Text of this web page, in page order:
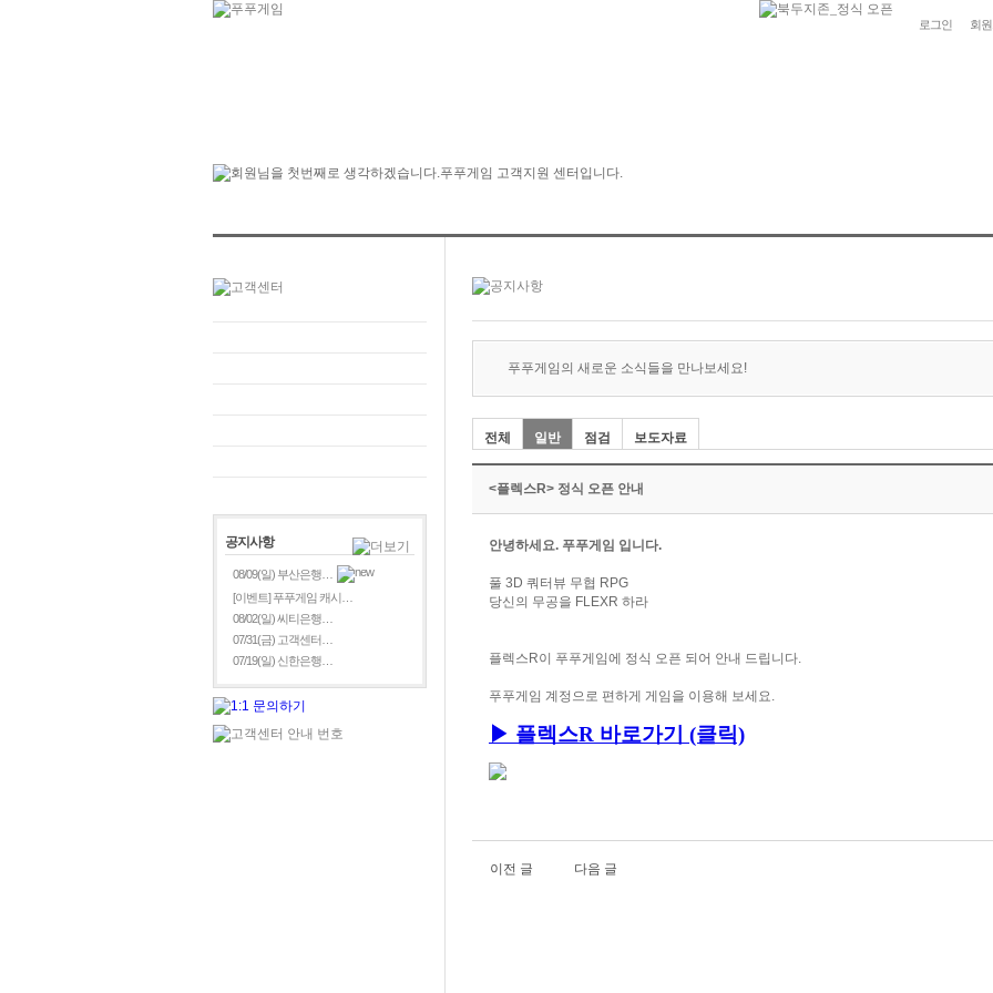
로그인 회
공지사항
08/09(일) 부산은행…
[이벤트] 푸푸게임 캐시…
08/02(일) 씨티은행…
07/31(금) 고객센터…
07/19(일) 신한은행…
푸푸게임의 새로운 소식들을 만나보세요!
전체 일반 점검 보도자료
<플렉스R> 정식 오픈 안내
안녕하세요. 푸푸게임 입니다.
풀 3D 쿼터뷰 무협 RPG
당신의 무공을 FLEXR 하라
플렉스R이 푸푸게임에 정식 오픈 되어 안내 드립니다.
푸푸게임 계정으로 편하게 게임을 이용해 보세요.
▶ 플렉스R 바로가기 (클릭)
이전 글 다음 글